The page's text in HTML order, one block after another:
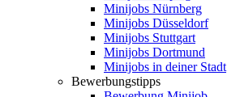
Minijobs Nürnberg
Minijobs Düsseldorf
Minijobs Stuttgart
Minijobs Dortmund
Minijobs in deiner Stadt
Bewerbungstipps